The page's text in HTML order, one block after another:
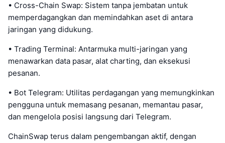
• Cross-Chain Swap: Sistem tanpa jembatan untuk
memperdagangkan dan memindahkan aset di antara
jaringan yang didukung.
• Trading Terminal: Antarmuka multi-jaringan yang
menawarkan data pasar, alat charting, dan eksekusi
pesanan.
• Bot Telegram: Utilitas perdagangan yang memungkinkan
pengguna untuk memasang pesanan, memantau pasar,
dan mengelola posisi langsung dari Telegram.
ChainSwap terus dalam pengembangan aktif, dengan